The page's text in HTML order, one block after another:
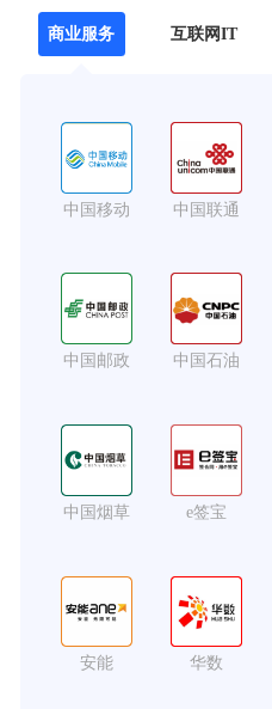
商业服务 互联网IT
中国移动 中国联通
中国邮政 中国石油
中国烟草 e签宝
安能 华数